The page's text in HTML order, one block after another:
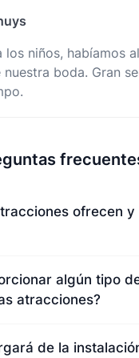
los niños, habíamos
boda. Gran
ofrecen y
algún tipo
atracciones?
de la